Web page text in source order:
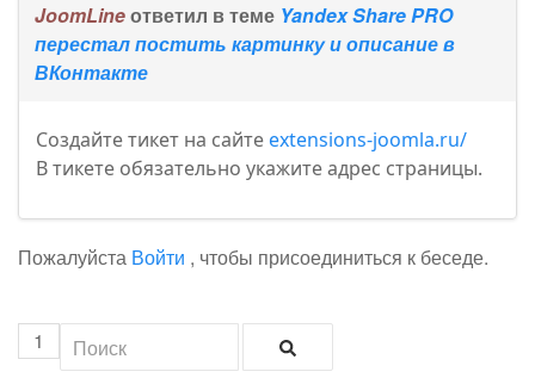
JoomLineответил в теме Yandex Share PRO
перестал постить картинку и описание в
ВКонтакте
Создайте тикет на сайте extensions-joomla.ru/
В тикете обязательно укажите адрес страницы.
Пожалуйста Войти , чтобы присоединиться к беседе.
1